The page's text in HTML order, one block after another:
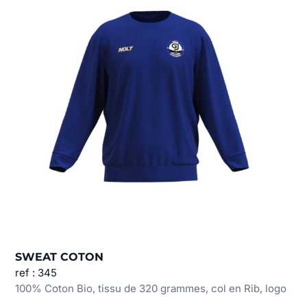
SWEAT COTON
ref : 345
100% Coton Bio, tissu de 320 grammes, col en Rib, logo